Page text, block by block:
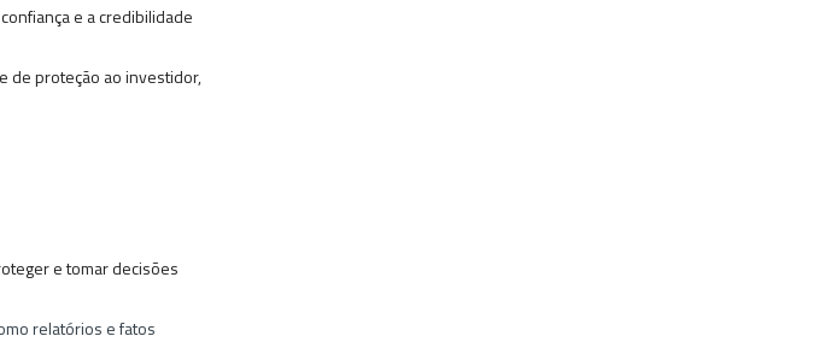
e a credibilidade
de proteção ao investidor,
e tomar decisões
relatórios e fatos